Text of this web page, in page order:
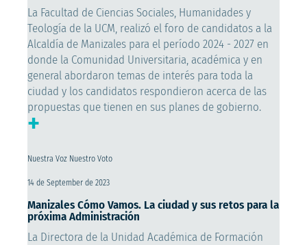
La Facultad de Ciencias Sociales, Humanidades y
Teología de la UCM, realizó el foro de candidatos a la
Alcaldía de Manizales para el período 2024 - 2027 en
donde la Comunidad Universitaria, académica y en
general abordaron temas de interés para toda la
ciudad y los candidatos respondieron acerca de las
propuestas que tienen en sus planes de gobierno.
+
Nuestra Voz Nuestro Voto
14 de September de 2023
Manizales Cómo Vamos. La ciudad y sus retos para la
próxima Administración
La Directora de la Unidad Académica de Formación